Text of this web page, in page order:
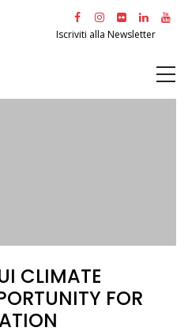
Iscriviti alla Newsletter
CLIMATE
FOR